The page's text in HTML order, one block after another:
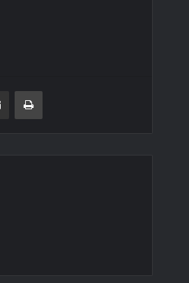
E-Posta ile paylaş Yazdır